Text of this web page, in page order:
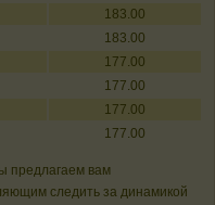
183.00
183.00
177.00
177.00
177.00
177.00
предлагаем вам
следить за динамикой